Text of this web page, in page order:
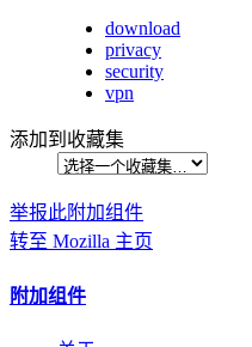
download
privacy
security
vpn
添加到收藏集
举报此附加组件
转至 Mozilla 主页
附加组件